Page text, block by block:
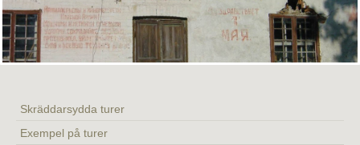
Kontakt
Guidade turer och program
Skräddarsydda turer
Exempel på turer